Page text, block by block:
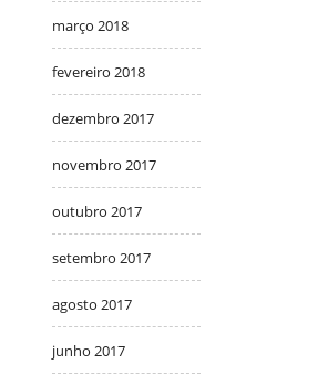
março 2018
fevereiro 2018
dezembro 2017
novembro 2017
outubro 2017
setembro 2017
agosto 2017
junho 2017